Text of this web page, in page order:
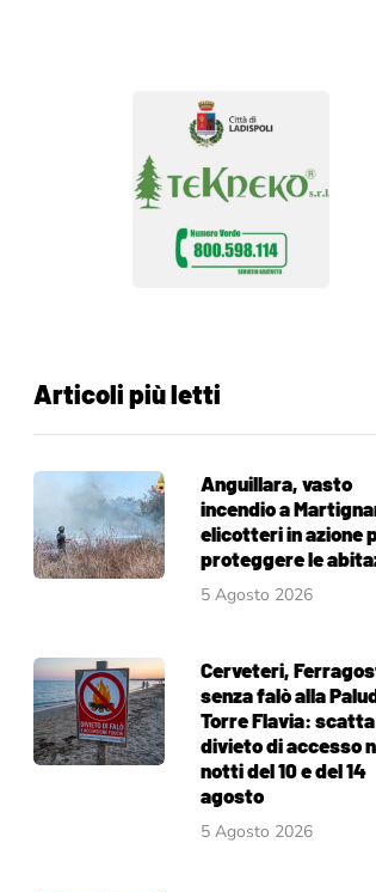
Articoli più letti
Anguillara, vasto
incendio a
elicotteri in azione
proteggere le
5 Agosto 2026
Cerveteri,
senza falò alla
Torre Flavia:
divieto di accesso
notti del 10 e del 14
agosto
5 Agosto 2026